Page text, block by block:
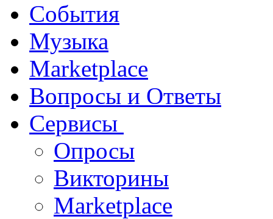
События
Музыка
Marketplace
Вопросы и Ответы
Сервисы
Опросы
Викторины
Marketplace